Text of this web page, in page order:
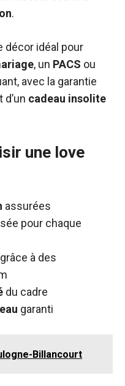
.
décor idéal pour
, un PACS ou
avec la garantie
cadeau insolite
une love
assurées
pour chaque
grâce à des
du cadre
garanti
Billancourt